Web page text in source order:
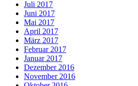
Juli 2017
Juni 2017
Mai 2017
April 2017
März 2017
Februar 2017
Januar 2017
Dezember 2016
November 2016